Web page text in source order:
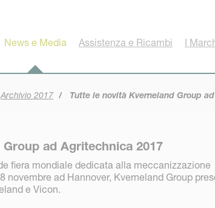
News e Media Assistenza e Ricambi I
Archivio 2017 Tutte le novità Kverneland Group
ad Agritechnica 2017
fiera mondiale dedicata alla meccanizzazione
novembre ad Hannover, Kverneland Group
e Vicon.